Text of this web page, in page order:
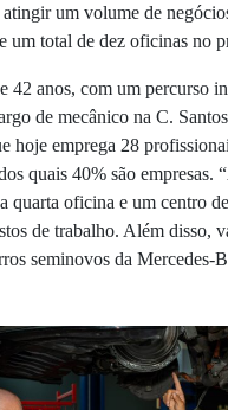
atingir um volume de
um total de dez oficinas no
42 anos, com um percurso
de mecânico na C.
hoje emprega 28
quais 40% são empresas.
quarta oficina e um centro
de trabalho. Além disso,
seminovos da Mercedes-